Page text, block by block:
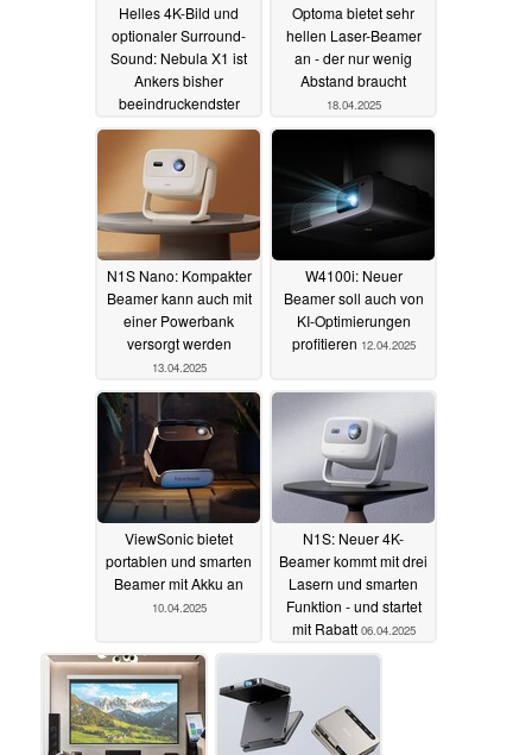
Helles 4K-Bild und
optionaler Surround-
Sound: Nebula X1 ist
Ankers bisher
beeindruckendster
Beamer24.04.2025
Optoma bietet sehr
hellen Laser-Beamer
an - der nur wenig
Abstand braucht
18.04.2025
N1S Nano: Kompakter
Beamer kann auch mit
einer Powerbank
versorgt werden
13.04.2025
W4100i: Neuer
Beamer soll auch von
KI-Optimierungen
profitieren 12.04.2025
ViewSonic bietet
portablen und smarten
Beamer mit Akku an
10.04.2025
N1S: Neuer 4K-
Beamer kommt mit drei
Lasern und smarten
Funktion - und startet
mit Rabatt 06.04.2025